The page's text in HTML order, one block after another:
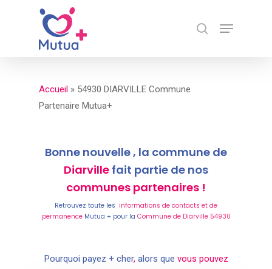
search
Menu
Accueil » 54930 DIARVILLE Commune
Partenaire Mutua+
Bonne nouvelle , la commune de
Diarville fait partie de nos
communes partenaires !
Retrouvez toute les informations de contacts et de
permanence Mutua + pour la Commune de Diarville 54930
Pourquoi payez + cher,alors que vous pouvez